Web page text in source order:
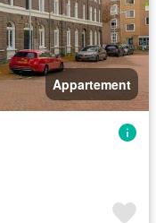
Appartement